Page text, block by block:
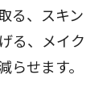
る、スキン
る、メイク
せます。